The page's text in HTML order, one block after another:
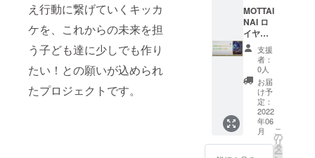
え行動に繋げていくキッカ
ケを、これからの未来を担
う子ども達に少しでも作り
たい！との願いが込められ
たプロジェクトです。
1000円
OFF（3
名分）
ホーム
ページ
等への
クレ
ジット
記載 ※
ご希望
のマス
(S/M/L)
りハン
ドタオ
ル × 1枚
MOTTAI
NAIオリ
ジナル
ロゴ入
りクー
ルマス
ク × 2枚
MOTTAI
NAIオリ
ジナル
MOTTAI
NAI ロ
イヤ
ル・プ
ラン
【1000
00円】
＜学生
招待10
名分＞
リター
ン内
容：
支援
者：
0人
お届
け予
定：
2022
年06
月
こ
の
リ
タ
ー